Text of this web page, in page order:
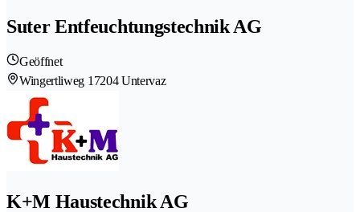
Suter Entfeuchtungstechnik AG
Geöffnet
Wingertliweg 1 7204 Untervaz
K+M Haustechnik AG